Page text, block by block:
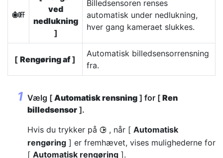
6
ved
nedlukning
]
Billedsensoren renses
automatisk under nedlukning,
hver gang kameraet slukkes.
[ Rengøring af]
Automatisk billedsensorrensning
fra.
Vælg [ Automatisk rensning ] for [ Ren
billedsensor ].
Hvis du trykker på 2 , når [ Automatisk
rengøring ] er fremhævet, vises mulighederne for
[ Automatisk rengøring ].